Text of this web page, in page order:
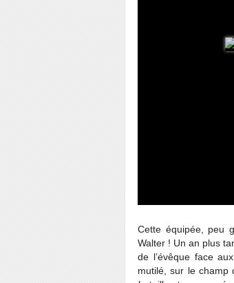
Cette équipée, peu
Walter ! Un an plus
de l’évêque face
mutilé, sur le champ